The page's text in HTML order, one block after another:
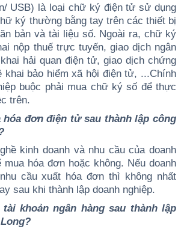
USB) là loại chữ ký điện tử sử dụng
ký thường bằng tay trên các thiết bị
bản và tài liệu số. Ngoài ra, chữ ký
nộp thuế trực tuyến, giao dịch ngân
hải quan điện tử, giao dịch chứng
khai bảo hiểm xã hội điện tử, ...Chính
buộc phải mua chữ ký số để thực
trên.
hóa đơn điện tử sau thành lập công
kinh doanh và nhu cầu của doanh
mua hóa đơn hoặc không. Nếu doanh
cầu xuất hóa đơn thì không nhất
sau khi thành lập doanh nghiệp.
khoản ngân hàng sau thành lập